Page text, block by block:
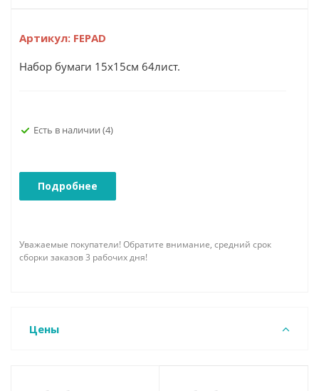
Артикул: FEPAD
Набор бумаги 15х15см 64лист.
Есть в наличии (4)
Подробнее
Уважаемые покупатели! Обратите внимание, средний срок
сборки заказов 3 рабочих дня!
Цены